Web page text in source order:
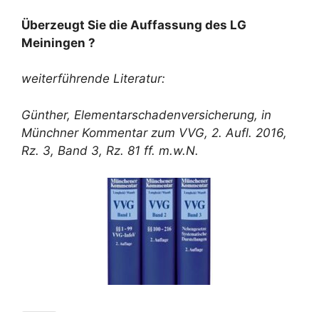
Überzeugt Sie die Auffassung des LG
Meiningen ?
weiterführende Literatur:
Günther, Elementarschadenversicherung, in
Münchner Kommentar zum VVG, 2. Aufl. 2016,
Rz. 3, Band 3, Rz. 81 ff. m.w.N.